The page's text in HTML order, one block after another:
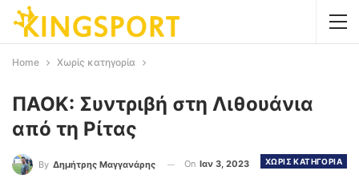
Home Χωρίς κατηγορία
ΠΑΟΚ: Συντριβή στη Λιθουάνια
από τη Ρίτας
ΧΩΡΙΣ ΚΑΤΗΓΟΡΙΑ
By Δημήτρης Μαγγανάρης On Ιαν 3, 2023